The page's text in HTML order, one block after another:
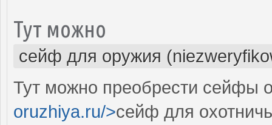
Тут можно
сейф для оружия
Тут можно преобрести сейфы
oruzhiya.ru/>сейф для